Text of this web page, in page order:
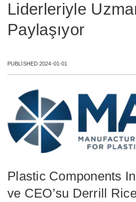
Liderleriyle
Paylaşıyor
PUBLISHED 2024-01-01
Plastic Components
ve CEO’su Derrill